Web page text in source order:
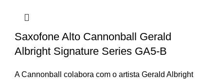
Saxofone Alto Cannonball Gerald
Albright Signature Series GA5-B
A Cannonball colabora com o artista Gerald Albright